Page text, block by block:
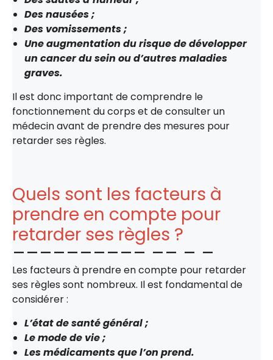
Des nausées ;
Des vomissements ;
Une augmentation du risque de développer
un cancer du sein ou d’autres maladies
graves.
Il est donc important de comprendre le
fonctionnement du corps et de consulter un
médecin avant de prendre des mesures pour
retarder ses règles.
Quels sont les facteurs à
prendre en compte pour
retarder ses règles ?
Les facteurs à prendre en compte pour retarder
ses règles sont nombreux. Il est fondamental de
considérer :
L’état de santé général ;
Le mode de vie ;
Les médicaments que l’on prend.